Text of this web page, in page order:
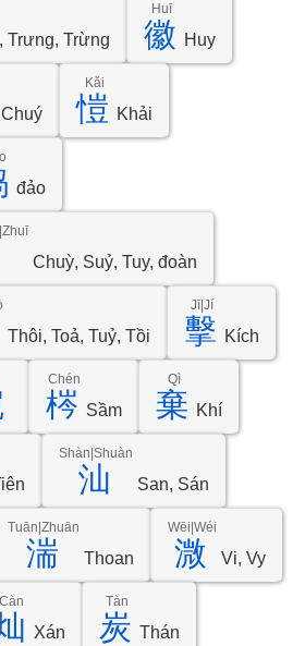
Trưng, Trừng 徽
Huī
Huy
Chuý 愷
Kǎi
Khải
đảo
Chuỳ, Suỷ, Tuy, đoàn
Thôi, Toả, Tuỷ, Tồi 擊
Jī|Jí
Kích
梣
Chén
Sầm 棄
Qì
Khí
汕
Shàn|Shuàn
San, Sán
湍
Tuān|Zhuān
Thoan 溦
Wēi|Wéi
Vi, Vy
Càn
Xán 炭
Tàn
Thán